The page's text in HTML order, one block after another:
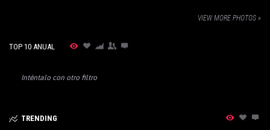
VIEW MORE PHOTOS »
TOP 10 ANUAL
Inténtalo con otro filtro
TRENDING